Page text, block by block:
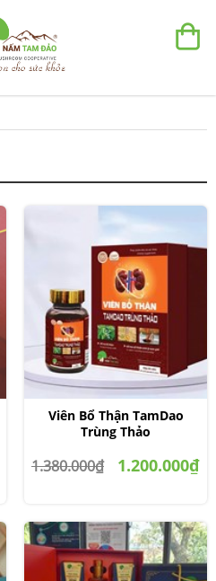
Viên Bổ Thận TamDao
Trùng Thảo
1.380.000₫ 1.200.000₫